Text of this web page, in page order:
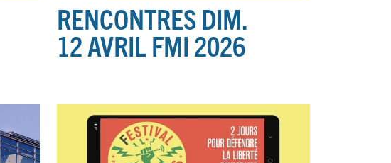
RENCONTRES DIM.
12 AVRIL FMI 2026